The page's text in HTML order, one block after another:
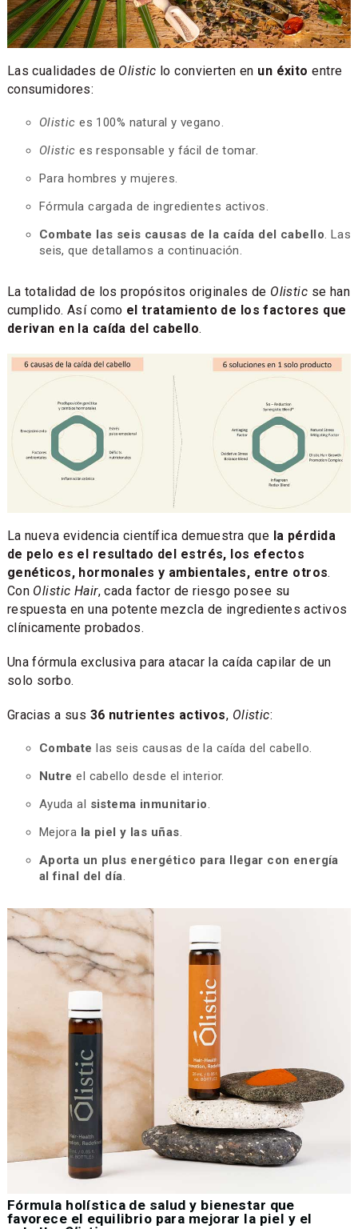
Las cualidades de Olistic lo convierten en un éxito entre
consumidores:
Olistic es 100% natural y vegano.
Olistic es responsable y fácil de tomar.
Para hombres y mujeres.
Fórmula cargada de ingredientes activos.
Combate las seis causas de la caída del cabello. Las
seis, que detallamos a continuación.
La totalidad de los propósitos originales de Olistic se han
cumplido. Así como el tratamiento de los factores que
derivan en la caída del cabello.
La nueva evidencia científica demuestra que la pérdida
de pelo es el resultado del estrés, los efectos
genéticos, hormonales y ambientales, entre otros.
Con Olistic Hair, cada factor de riesgo posee su
respuesta en una potente mezcla de ingredientes activos
clínicamente probados.
Una fórmula exclusiva para atacar la caída capilar de un
solo sorbo.
Gracias a sus 36 nutrientes activos, Olistic:
Combate las seis causas de la caída del cabello.
Nutre el cabello desde el interior.
Ayuda al sistema inmunitario.
Mejora la piel y las uñas.
Aporta un plus energético para llegar con energía
al final del día.
Fórmula holística de salud y bienestar que
favorece el equilibrio para mejorar la piel y el